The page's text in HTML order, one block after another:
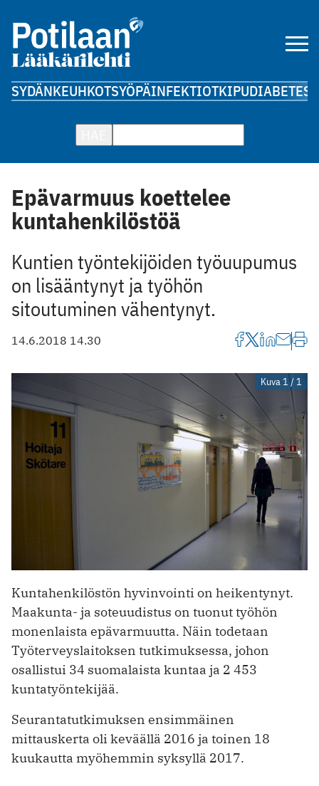
SYDÄNKEUHKOTSYÖPÄINFEKTIOTKIPUDIABETES
Epävarmuus koettelee
kuntahenkilöstöä
Kuntien työntekijöiden työuupumus
on lisääntynyt ja työhön
sitoutuminen vähentynyt.
14.6.2018 14.30
Kuva 1 / 1
Kuntahenkilöstön hyvinvointi on heikentynyt.
Maakunta- ja soteuudistus on tuonut työhön
monenlaista epävarmuutta. Näin todetaan
Työterveyslaitoksen tutkimuksessa, johon
osallistui 34 suomalaista kuntaa ja 2 453
kuntatyöntekijää.
Seurantatutkimuksen ensimmäinen
mittauskerta oli keväällä 2016 ja toinen 18
kuukautta myöhemmin syksyllä 2017.